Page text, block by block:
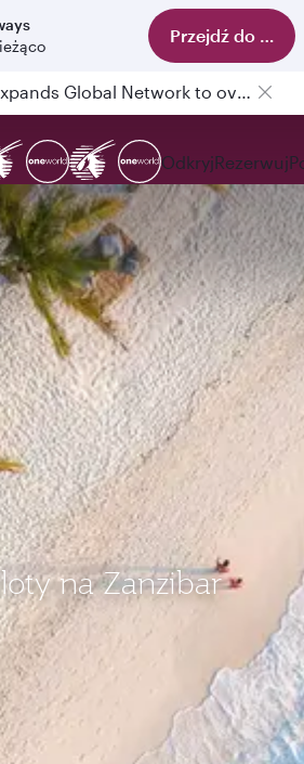
Przejdź do
OdkryjRezerwuj
na Zanzibar